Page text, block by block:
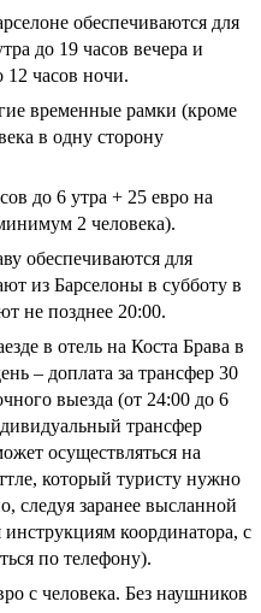
обеспечиваются для
до 19 часов вечера и
12 часов ночи.
временные рамки (кроме
в одну сторону
до 6 утра + 25 евро на
2 человека).
обеспечиваются для
из Барселоны в субботу в
не позднее 20:00.
в отель на Коста Брава в
– доплата за трансфер 30
выезда (от 24:00 до 6
трансфер
осуществляться на
который туристу нужно
следуя заранее высланной
координатора, с
по телефону).
с человека. Без наушников